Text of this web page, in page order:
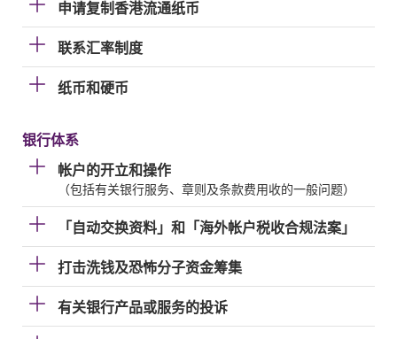
申请复制香港流通纸币
联系汇率制度
纸币和硬币
银行体系
帐户的开立和操作
（包括有关银行服务、章则及条款费用收的一般问题）
「自动交换资料」和「海外帐户税收合规法案」
打击洗钱及恐怖分子资金筹集
有关银行产品或服务的投诉